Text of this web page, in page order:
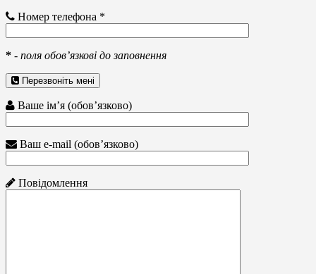
Номер телефона *
* - поля обов’язкові до заповнення
Перезвоніть мені
Ваше ім’я (обов’язково)
Ваш e-mail (обов’язково)
Повідомлення